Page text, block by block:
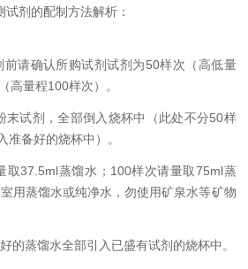
剂的配制方法解析：
请确认所购试剂试剂为50样次（高低量
高量程100样次）。
试剂，全部倒入烧杯中（此处不分50样
准备好的烧杯中）。
37.5ml蒸馏水；100样次请量取75ml蒸
用蒸馏水或纯净水，勿使用矿泉水等矿物
蒸馏水全部引入已盛有试剂的烧杯中。